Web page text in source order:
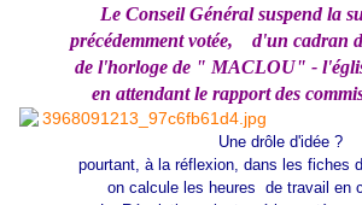
Le Conseil Général suspend la
précédemment votée,
d'un cadran
de l'horloge de " MACLOU" -
en attendant le rapport des
Une drôle d'idée ?
pourtant, à la réflexion, dans les fiches
on calcule les heures de travail en